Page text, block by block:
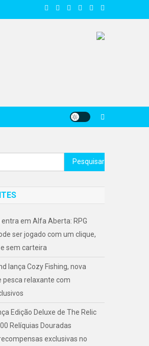
Pesquisar
por:
entra em Alfa Aberta: RPG
ser jogado com um clique,
sem carteira
lança Cozy Fishing, nova
pesca relaxante com
Edição Deluxe de The Relic
Relíquias Douradas
exclusivas no